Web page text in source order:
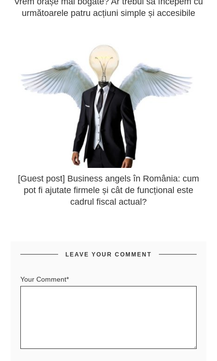
următoarele patru acțiuni simple și accesibile
[Guest post] Business angels în România: cum
pot fi ajutate firmele și cât de funcțional este
cadrul fiscal actual?
LEAVE YOUR COMMENT
Your Comment*